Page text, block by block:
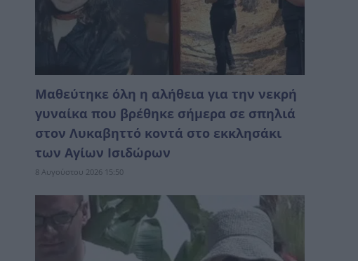
Μαθεύτηκε όλη η αλήθεια για την νεκρή
γυναίκα που βρέθηκε σήμερα σε σπηλιά
στον Λυκαβηττό κοντά στο εκκλησάκι
των Αγίων Ισιδώρων
8 Αυγούστου 2026 15:50